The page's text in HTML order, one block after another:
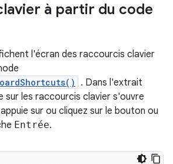
à partir du code
l'écran des raccourcis clavier
. Dans l'extrait
sur les raccourcis clavier s'ouvre
sur ou cliquez sur le bouton ou
Entrée.